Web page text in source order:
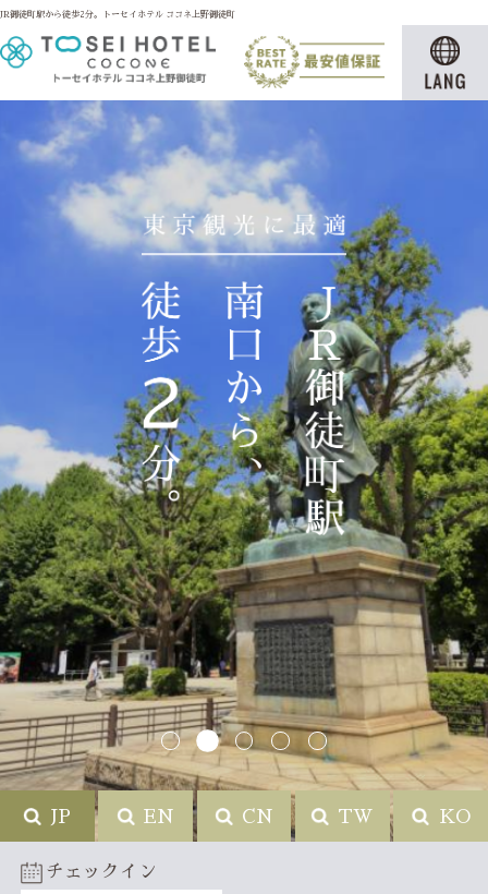
JR御徒町駅から徒歩2分。トーセイホテル ココネ上野御徒町
JP EN CN TW KO
チェックイン